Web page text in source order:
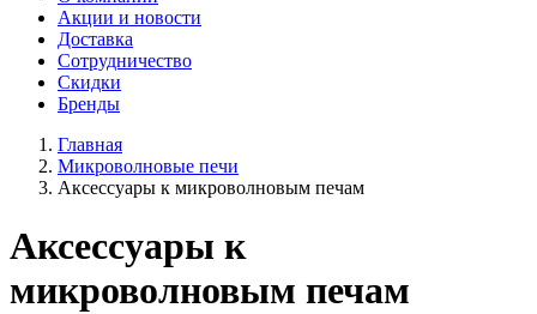
Акции и новости
Доставка
Сотрудничество
Скидки
Бренды
Главная
Микроволновые печи
Аксессуары к микроволновым печам
Аксессуары к
микроволновым печам